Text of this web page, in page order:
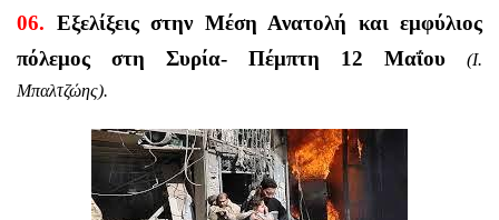
06. Εξελίξεις στην Μέση Ανατολή και εμφύλιος
πόλεμος στη Συρία- Πέμπτη 12 Μαΐου
(Ι.
Μπαλτζώης).